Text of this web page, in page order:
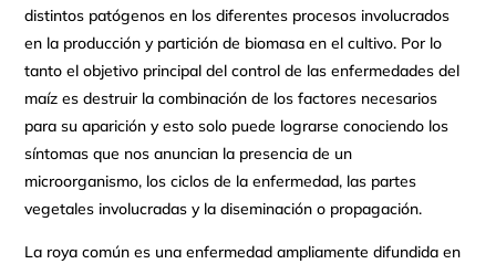
distintos patógenos en los diferentes procesos involucrados
en la producción y partición de biomasa en el cultivo. Por lo
tanto el objetivo principal del control de las enfermedades del
maíz es destruir la combinación de los factores necesarios
para su aparición y esto solo puede lograrse conociendo los
síntomas que nos anuncian la presencia de un
microorganismo, los ciclos de la enfermedad, las partes
vegetales involucradas y la diseminación o propagación.
La roya común es una enfermedad ampliamente difundida en